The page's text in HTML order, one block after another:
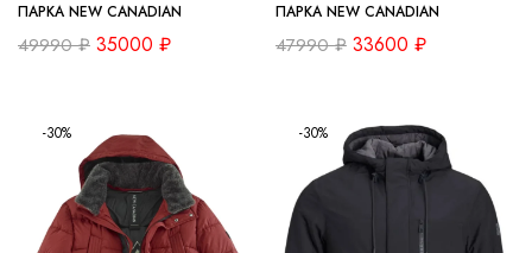
ПАРКА NEW CANADIAN
49990₽ 35000 ₽
ПАРКА NEW CANADIAN
47990₽ 33600 ₽
-30% -30%